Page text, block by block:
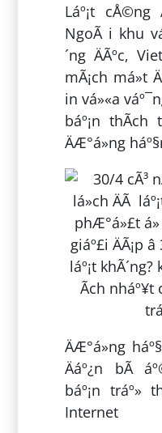
Láº¡t cÅ©ng
NgoÃ i khu
´ng ÄÃºc,
mÃ¡ch má»t
in vá»«a
báº¡n thÃ­ch
ÄÆ°á»ng
ÄÆ°á»ng
Äáº¿n bÃ­
báº¡n tráº»
Internet